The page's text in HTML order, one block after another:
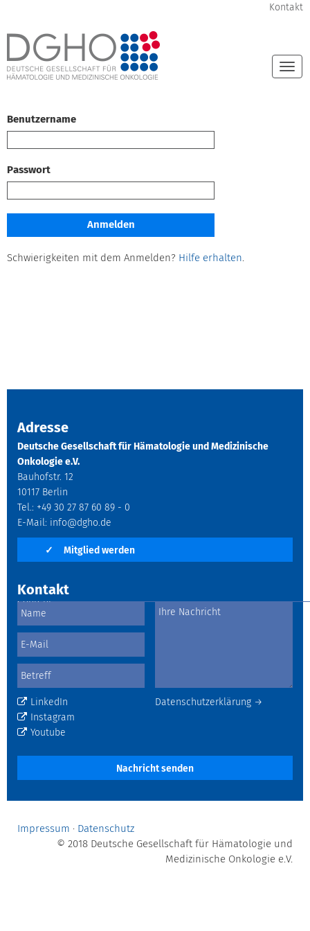
Kontakt
Benutzername
Passwort
Schwierigkeiten mit dem Anmelden? Hilfe erhalten.
Adresse
Deutsche Gesellschaft für Hämatologie und Medizinische
Onkologie e.V.
Bauhofstr. 12
10117 Berlin
Tel.: +49 30 27 87 60 89 - 0
E-Mail: info@dgho.de
✓ Mitglied werden
Kontakt
Datenschutzerklärung →
LinkedIn
Instagram
Youtube
Nachricht senden
Impressum · Datenschutz
© 2018 Deutsche Gesellschaft für Hämatologie und
Medizinische Onkologie e.V.